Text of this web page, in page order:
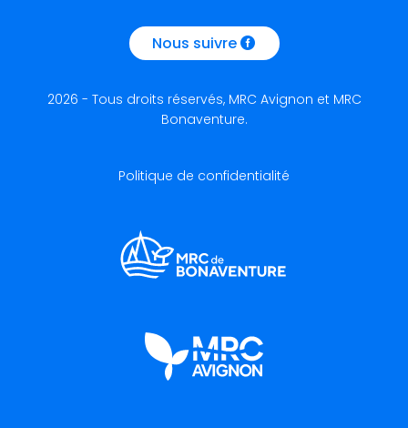
Nous suivre
2026 - Tous droits réservés, MRC Avignon et MRC
Bonaventure.
Politique de confidentialité